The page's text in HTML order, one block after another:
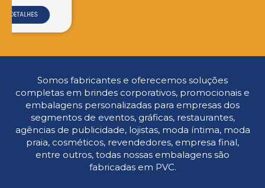
Somos fabricantes e oferecemos soluções
completas em brindes corporativos, promocionais e
embalagens personalizadas para empresas dos
segmentos de eventos, gráficas, restaurantes,
agências de publicidade, lojistas, moda íntima, moda
praia, cosméticos, revendedores, empresa final,
entre outros, todas nossas embalagens são
fabricadas em PVC.